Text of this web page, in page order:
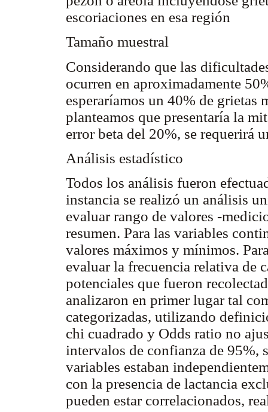
escoriaciones en esa región
Tamaño muestral
Considerando que las
ocurren en aproximadamente
esperaríamos un 40% de grietas
planteamos que presentaría la
error beta del 20%, se requerirá
Análisis estadístico
Todos los análisis fueron
instancia se realizó un análisis
evaluar rango de valores -
resumen. Para las variables
valores máximos y mínimos.
evaluar la frecuencia relativa de
potenciales que fueron
analizaron en primer lugar tal
categorizadas, utilizando
chi cuadrado y Odds ratio no
intervalos de confianza de 95%,
variables estaban
con la presencia de lactancia
pueden estar correlacionados,